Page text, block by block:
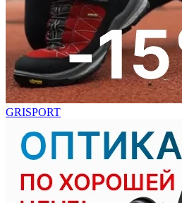
GRISPORT